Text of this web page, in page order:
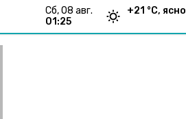
сб, 08 авг.
01:25
+21 °С, ясно